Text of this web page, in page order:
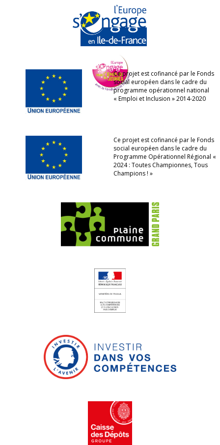
Ce projet est cofinancé par le Fonds
social européen dans le cadre du
programme opérationnel national
« Emploi et Inclusion » 2014-2020
Ce projet est cofinancé par le Fonds
social européen dans le cadre du
Programme Opérationnel Régional «
2024 : Toutes Championnes, Tous
Champions ! »